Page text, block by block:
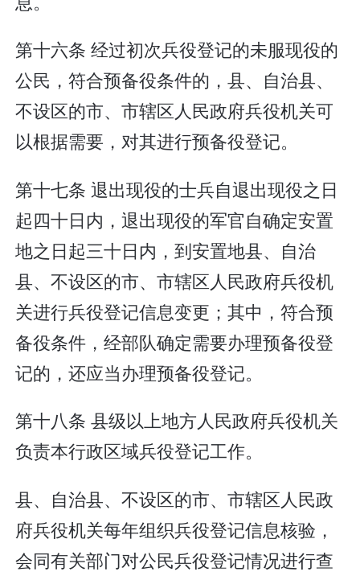
第十六条 经过初次兵役登记的未服现役的
公民，符合预备役条件的，县、自治县、
不设区的市、市辖区人民政府兵役机关可
以根据需要，对其进行预备役登记。
第十七条 退出现役的士兵自退出现役之日
起四十日内，退出现役的军官自确定安置
地之日起三十日内，到安置地县、自治
县、不设区的市、市辖区人民政府兵役机
关进行兵役登记信息变更；其中，符合预
备役条件，经部队确定需要办理预备役登
记的，还应当办理预备役登记。
第十八条 县级以上地方人民政府兵役机关
负责本行政区域兵役登记工作。
县、自治县、不设区的市、市辖区人民政
府兵役机关每年组织兵役登记信息核验，
会同有关部门对公民兵役登记情况进行查